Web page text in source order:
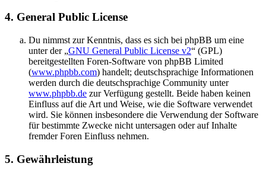
4. General Public License
Du nimmst zur Kenntnis, dass es sich bei phpBB um eine
unter der „GNU General Public License v2“ (GPL)
bereitgestellten Foren-Software von phpBB Limited
(www.phpbb.com) handelt; deutschsprachige Informationen
werden durch die deutschsprachige Community unter
www.phpbb.de zur Verfügung gestellt. Beide haben keinen
Einfluss auf die Art und Weise, wie die Software verwendet
wird. Sie können insbesondere die Verwendung der Software
für bestimmte Zwecke nicht untersagen oder auf Inhalte
fremder Foren Einfluss nehmen.
5. Gewährleistung